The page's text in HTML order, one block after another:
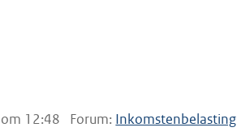
12:48 Forum: Inkomstenbelasting